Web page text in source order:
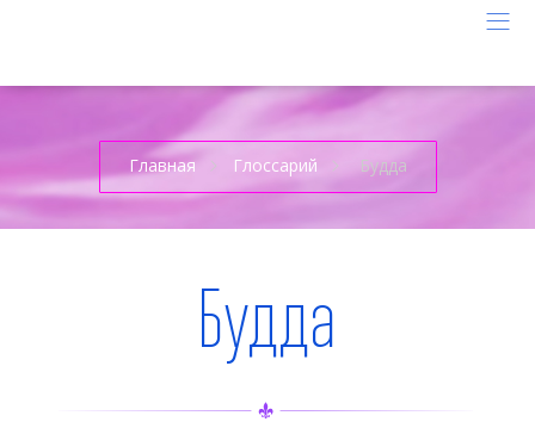
Главная Глоссарий Будда
Будда